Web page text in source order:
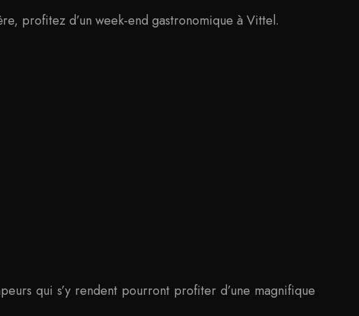
profitez d’un week-end gastronomique à Vittel.
qui s’y rendent pourront profiter d’une magnifique